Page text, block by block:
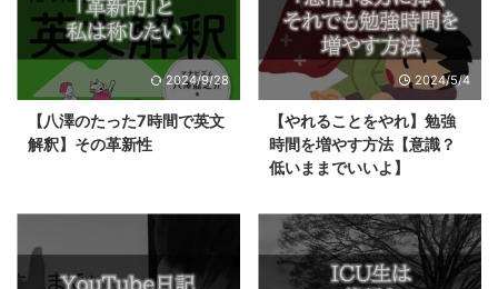
2024/9/28
【八澤のたった7時間で英文
解釈】その革新性
2024/5/4
【やれることをやれ】勉強
時間を増やす方法【意識？
低いままでいいよ】